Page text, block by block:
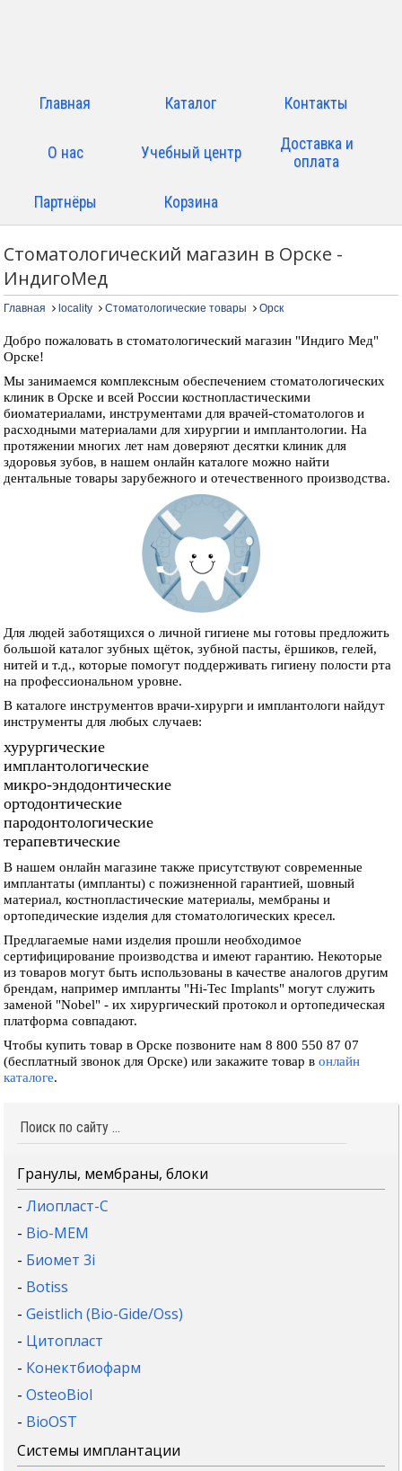
Главная Каталог Контакты
О нас Учебный центр
Доставка и
оплата
Партнёры Корзина
Стоматологический магазин в Орске -
ИндигоМед
Главная locality Стоматологические товары Орск
Добро пожаловать в стоматологический магазин "Индиго Мед"
Орске!
Мы занимаемся комплексным обеспечением стоматологических
клиник в Орске и всей России костнопластическими
биоматериалами, инструментами для врачей-стоматологов и
расходными материалами для хирургии и имплантологии. На
протяжении многих лет нам доверяют десятки клиник для
здоровья зубов, в нашем онлайн каталоге можно найти
дентальные товары зарубежного и отечественного производства.
Для людей заботящихся о личной гигиене мы готовы предложить
большой каталог зубных щёток, зубной пасты, ёршиков, гелей,
нитей и т.д., которые помогут поддерживать гигиену полости рта
на профессиональном уровне.
В каталоге инструментов врачи-хирурги и имплантологи найдут
инструменты для любых случаев:
хурургические
имплантологические
микро-эндодонтические
ортодонтические
пародонтологические
терапевтические
В нашем онлайн магазине также присутствуют современные
имплантаты (импланты) с пожизненной гарантией, шовный
материал, костнопластические материалы, мембраны и
ортопедические изделия для стоматологических кресел.
Предлагаемые нами изделия прошли необходимое
сертифицирование производства и имеют гарантию. Некоторые
из товаров могут быть использованы в качестве аналогов другим
брендам, например импланты "Hi-Tec Implants" могут служить
заменой "Nobel" - их хирургический протокол и ортопедическая
платформа совпадают.
Чтобы купить товар в Орске позвоните нам 8 800 550 87 07
(бесплатный звонок для Орске) или закажите товар вонлайн
каталоге.
Гранулы, мембраны, блоки
-Лиопласт-С
- Bio-MEM
- Биомет 3i
- Botiss
-Geistlich (Bio-Gide/Oss)
- Цитопласт
- Конектбиофарм
-OsteoBiol
- BioOST
Системы имплантации